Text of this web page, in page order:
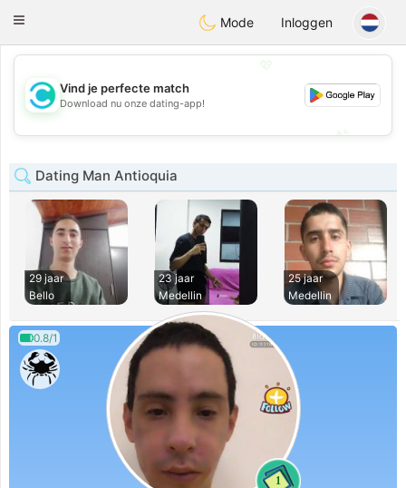
olombiaCitas
Toggle
Mode Inloggen
💖
💕
Vind je perfecte match
Download nu onze dating-app!
Dating Man Antioquia
29 jaar
Bello
23 jaar
Medellin
25 jaar
Medellin
0.8/1
1